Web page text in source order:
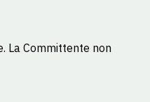
La Committente non